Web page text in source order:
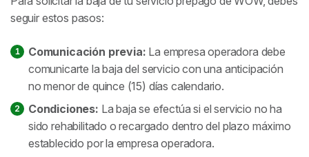
seguir estos pasos:
Comunicación previa: La empresa operadora debe
comunicarte la baja del servicio con una anticipación
no menor de quince (15) días calendario.
Condiciones: La baja se efectúa si el servicio no ha
sido rehabilitado o recargado dentro del plazo máximo
establecido por la empresa operadora.